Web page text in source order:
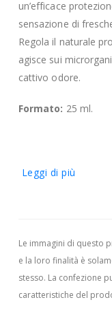
un’efficace
sensazione di
Regola il naturale
agisce sui
cattivo odore.
Formato: 25 ml.
Leggi di più
Le immagini di questo
e la loro finalità è
stesso. La confezione
caratteristiche del